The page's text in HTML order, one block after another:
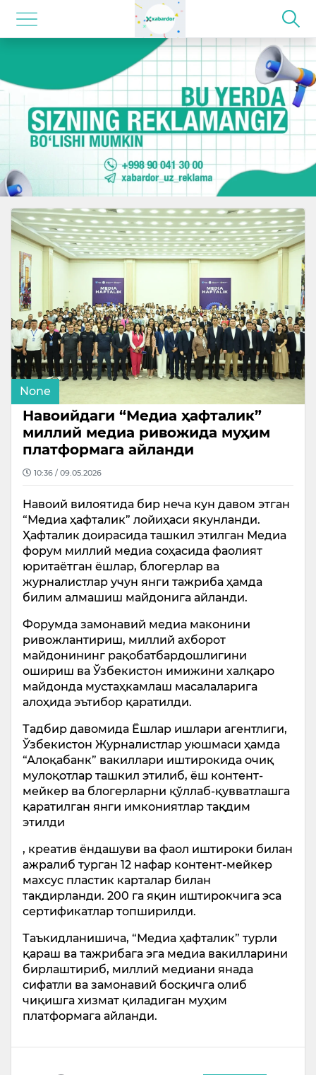
None
Навоийдаги “Медиа ҳафталик”
миллий медиа ривожида муҳим
платформага айланди
10:36 / 09.05.2026
Навоий вилоятида бир неча кун давом этган
“Медиа ҳафталик” лойиҳаси якунланди.
Ҳафталик доирасида ташкил этилган Медиа
форум миллий медиа соҳасида фаолият
юритаётган ёшлар, блогерлар ва
журналистлар учун янги тажриба ҳамда
билим алмашиш майдонига айланди.
Форумда замонавий медиа маконини
ривожлантириш, миллий ахборот
майдонининг рақобатбардошлигини
ошириш ва Ўзбекистон имижини халқаро
майдонда мустаҳкамлаш масалаларига
алоҳида эътибор қаратилди.
Тадбир давомида Ёшлар ишлари агентлиги,
Ўзбекистон Журналистлар уюшмаси ҳамда
“Алоқабанк” вакиллари иштирокида очиқ
мулоқотлар ташкил этилиб, ёш контент-
мейкер ва блогерларни қўллаб-қувватлашга
қаратилган янги имкониятлар тақдим
этилди
, креатив ёндашуви ва фаол иштироки билан
ажралиб турган 12 нафар контент-мейкер
махсус пластик карталар билан
тақдирланди. 200 га яқин иштирокчига эса
сертификатлар топширилди.
Таъкидланишича, “Медиа ҳафталик” турли
қараш ва тажрибага эга медиа вакилларини
бирлаштириб, миллий медиани янада
сифатли ва замонавий босқичга олиб
чиқишга хизмат қиладиган муҳим
платформага айланди.